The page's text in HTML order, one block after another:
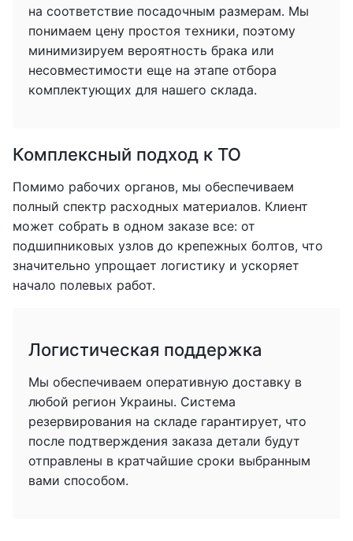
на соответствие посадочным размерам. Мы
понимаем цену простоя техники, поэтому
минимизируем вероятность брака или
несовместимости еще на этапе отбора
комплектующих для нашего склада.
Комплексный подход к ТО
Помимо рабочих органов, мы обеспечиваем
полный спектр расходных материалов. Клиент
может собрать в одном заказе все: от
подшипниковых узлов до крепежных болтов, что
значительно упрощает логистику и ускоряет
начало полевых работ.
Логистическая поддержка
Мы обеспечиваем оперативную доставку в
любой регион Украины. Система
резервирования на складе гарантирует, что
после подтверждения заказа детали будут
отправлены в кратчайшие сроки выбранным
вами способом.